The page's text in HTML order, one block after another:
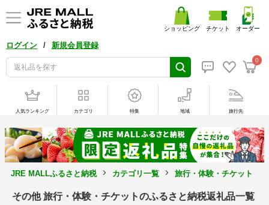
ログイン / 新規会員登録
0
ショッピング チケット オーダー
人気ランキング カテゴリ 特集 地域 旅行先
JRE MALLふるさと納税 カテゴリ一覧 旅行・体験・チケット
その他 旅行・体験・チケットのふるさと納税返礼品一覧